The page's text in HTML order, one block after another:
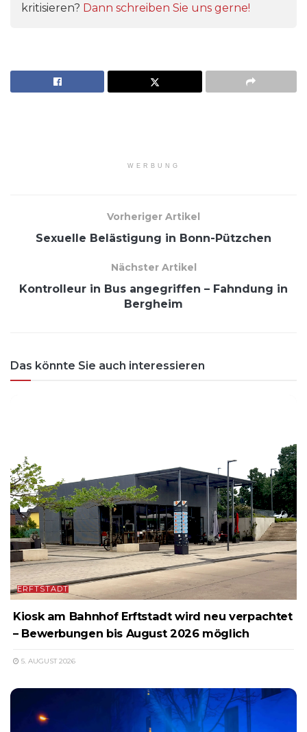
kritisieren? Dann schreiben Sie uns gerne!
WERBUNG
Vorheriger Artikel
Sexuelle Belästigung in Bonn-Pützchen
Nächster Artikel
Kontrolleur in Bus angegriffen – Fahndung in
Bergheim
Das könnte Sie auch interessieren
ERFTSTADT
Kiosk am Bahnhof Erftstadt wird neu verpachtet
– Bewerbungen bis August 2026 möglich
5. AUGUST 2026